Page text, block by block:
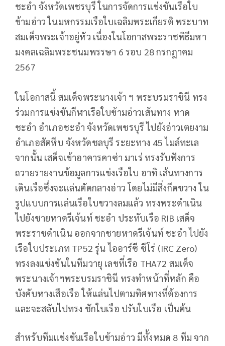
ชะอำ จังหวัดเพชรบุรี ในการจัดการแข่งขันเรือใบ
ข้ามอ่าว ในมหกรรมเรือใบเฉลิมพระเกียรติ พระบาท
สมเด็จพระเจ้าอยู่หัว เนื่องในโอกาสพระราชพิธีมหา
มงคลเฉลิมพระชนมพรรษา 6 รอบ 28 กรกฎาคม
2567
ในโอกาสนี้ สมเด็จพระนางเจ้า ฯ พระบรมราชินี ทรง
ร่วมการแข่งขันกีฬาเรือใบข้ามอ่าวเส้นทาง หาด
ชะอำ อำเภอชะอำ จังหวัดเพชรบุรี ไปยังอ่าวเตยงาม
อำเภอสัตหีบ จังหวัดชลบุรี ระยะทาง 45 ไมล์ทะเล
จากนั้น เสด็จเข้าอาคารคาซ่า มาเร่ ทรงรับฟังการ
ถวายรายงานข้อมูลการแข่งเรือใบ อาทิ เส้นทางการ
เดินเรือซึ่งจะแล่นตัดกลางอ่าว โดยไม่มีสิ่งกีดขวาง ใน
รูปแบบการแล่นเรือใบขวางลมแล้ว ทรงพระดำเนิน
ไปยังชายหาดรีเจ้นท์ ชะอำ ประทับเรือ RIB เสด็จ
พระราชดำเนิน ออกจากชายหาดรีเจ้นท์ ชะอำ ไปยัง
เรือใบประเภท TP52 รุ่น ไออาร์ซี ซีโร่ (IRC Zero)
ทรงลงแข่งขันในทีมวายุ เลขที่เรือ THA72 สมเด็จ
พระนางเจ้าฯพระบรมราชินี ทรงทำหน้าที่หลัก คือ
บังคับหางเสือเรือ ให้แล่นไปตามทิศทางที่ต้องการ
และจะสลับไปทรง ชักใบเรือ ปรับใบเรือ เป็นต้น
สำหรับทีมแข่งขันเรือใบข้ามอ่าว มีทั้งหมด 8 ทีม จาก